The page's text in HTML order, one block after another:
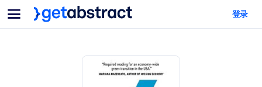
菜单
面向团队与管理者
为您的员工配备关键的人工智能技能。
面向人工智能系统
登录